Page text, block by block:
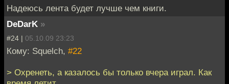
Надеюсь лента будет лучше чем книги.
DeDarK »
#24 | 05.10.09 23:23
Кому: Squelch, #22
> Охренеть, а казалось бы только вчера играл. Как